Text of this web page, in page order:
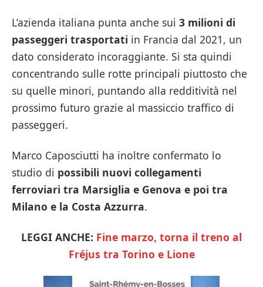
L’azienda italiana punta anche sui 3 milioni di
passeggeri trasportati in Francia dal 2021, un
dato considerato incoraggiante. Si sta quindi
concentrando sulle rotte principali piuttosto che
su quelle minori, puntando alla redditività nel
prossimo futuro grazie al massiccio traffico di
passeggeri.
Marco Caposciutti ha inoltre confermato lo
studio di possibili nuovi collegamenti
ferroviari tra Marsiglia e Genova e poi tra
Milano e la Costa Azzurra.
LEGGI ANCHE: Fine marzo, torna il treno al
Fréjus tra Torino e Lione